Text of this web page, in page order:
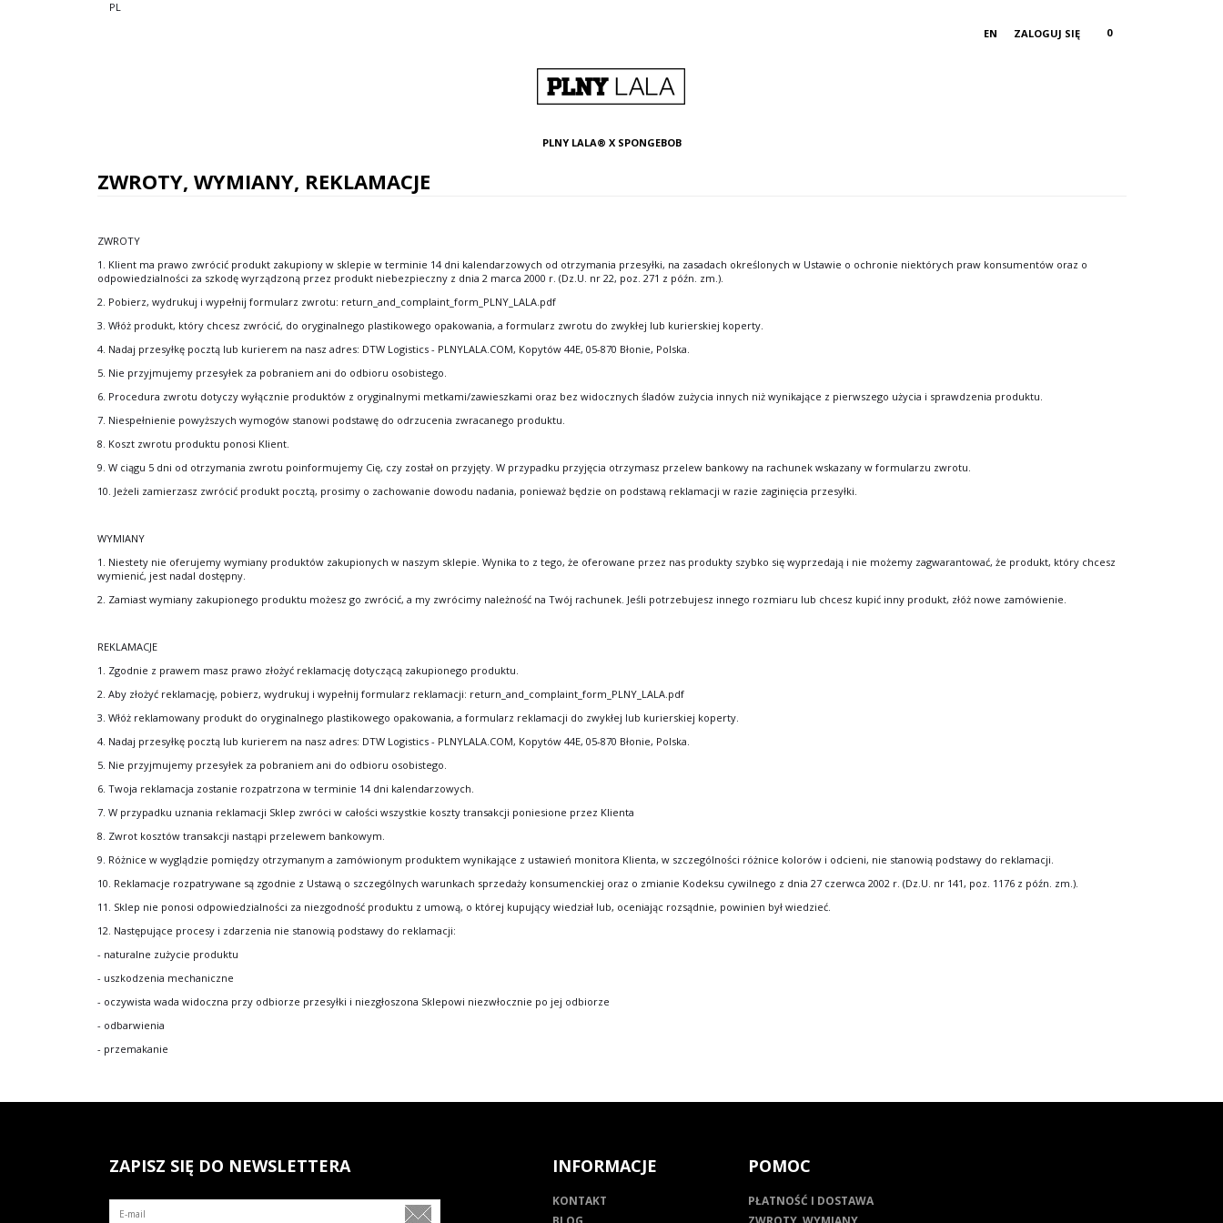
PL
EN
ZALOGUJ SIĘ 0
PLNY LALA® X SPONGEBOB
ZWROTY, WYMIANY, REKLAMACJE
ZWROTY
1. Klient ma prawo zwrócić produkt zakupiony w sklepie w terminie 14 dni kalendarzowych od otrzymania przesyłki, na zasadach określonych w Ustawie o ochronie niektórych praw konsumentów oraz o
odpowiedzialności za szkodę wyrządzoną przez produkt niebezpieczny z dnia 2 marca 2000 r. (Dz.U. nr 22, poz. 271 z późn. zm.).
2. Pobierz, wydrukuj i wypełnij formularz zwrotu: return_and_complaint_form_PLNY_LALA.pdf
3. Włóż produkt, który chcesz zwrócić, do oryginalnego plastikowego opakowania, a formularz zwrotu do zwykłej lub kurierskiej koperty.
4. Nadaj przesyłkę pocztą lub kurierem na nasz adres: DTW Logistics - PLNYLALA.COM, Kopytów 44E, 05-870 Błonie, Polska.
5. Nie przyjmujemy przesyłek za pobraniem ani do odbioru osobistego.
6. Procedura zwrotu dotyczy wyłącznie produktów z oryginalnymi metkami/zawieszkami oraz bez widocznych śladów zużycia innych niż wynikające z pierwszego użycia i sprawdzenia produktu.
7. Niespełnienie powyższych wymogów stanowi podstawę do odrzucenia zwracanego produktu.
8. Koszt zwrotu produktu ponosi Klient.
9. W ciągu 5 dni od otrzymania zwrotu poinformujemy Cię, czy został on przyjęty. W przypadku przyjęcia otrzymasz przelew bankowy na rachunek wskazany w formularzu zwrotu.
10. Jeżeli zamierzasz zwrócić produkt pocztą, prosimy o zachowanie dowodu nadania, ponieważ będzie on podstawą reklamacji w razie zaginięcia przesyłki.
WYMIANY
1. Niestety nie oferujemy wymiany produktów zakupionych w naszym sklepie. Wynika to z tego, że oferowane przez nas produkty szybko się wyprzedają i nie możemy zagwarantować, że produkt, który chcesz
wymienić, jest nadal dostępny.
2. Zamiast wymiany zakupionego produktu możesz go zwrócić, a my zwrócimy należność na Twój rachunek. Jeśli potrzebujesz innego rozmiaru lub chcesz kupić inny produkt, złóż nowe zamówienie.
REKLAMACJE
1. Zgodnie z prawem masz prawo złożyć reklamację dotyczącą zakupionego produktu.
2. Aby złożyć reklamację, pobierz, wydrukuj i wypełnij formularz reklamacji: return_and_complaint_form_PLNY_LALA.pdf
3. Włóż reklamowany produkt do oryginalnego plastikowego opakowania, a formularz reklamacji do zwykłej lub kurierskiej koperty.
4. Nadaj przesyłkę pocztą lub kurierem na nasz adres: DTW Logistics - PLNYLALA.COM, Kopytów 44E, 05-870 Błonie, Polska.
5. Nie przyjmujemy przesyłek za pobraniem ani do odbioru osobistego.
6. Twoja reklamacja zostanie rozpatrzona w terminie 14 dni kalendarzowych.
7. W przypadku uznania reklamacji Sklep zwróci w całości wszystkie koszty transakcji poniesione przez Klienta
8. Zwrot kosztów transakcji nastąpi przelewem bankowym.
9. Różnice w wyglądzie pomiędzy otrzymanym a zamówionym produktem wynikające z ustawień monitora Klienta, w szczególności różnice kolorów i odcieni, nie stanowią podstawy do reklamacji.
10. Reklamacje rozpatrywane są zgodnie z Ustawą o szczególnych warunkach sprzedaży konsumenckiej oraz o zmianie Kodeksu cywilnego z dnia 27 czerwca 2002 r. (Dz.U. nr 141, poz. 1176 z późn. zm.).
11. Sklep nie ponosi odpowiedzialności za niezgodność produktu z umową, o której kupujący wiedział lub, oceniając rozsądnie, powinien był wiedzieć.
12. Następujące procesy i zdarzenia nie stanowią podstawy do reklamacji:
- naturalne zużycie produktu
- uszkodzenia mechaniczne
- oczywista wada widoczna przy odbiorze przesyłki i niezgłoszona Sklepowi niezwłocznie po jej odbiorze
- odbarwienia
- przemakanie
ZAPISZ SIĘ DO NEWSLETTERA INFORMACJE
KONTAKT
POMOC
PŁATNOŚĆ I DOSTAWA